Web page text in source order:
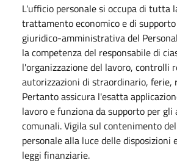
L'ufficio personale si occupa di tutta
trattamento economico e di
giuridico-amministrativa del
la competenza del responsabile di
l'organizzazione del lavoro, controlli
autorizzazioni di straordinario, ferie,
Pertanto assicura l'esatta
lavoro e funziona da supporto per
comunali. Vigila sul contenimento
personale alla luce delle disposizioni
leggi finanziarie.